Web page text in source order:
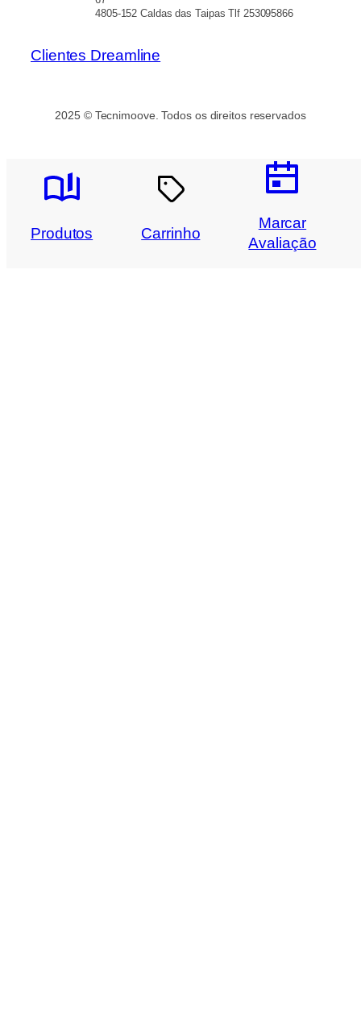
4805-152 Caldas das Taipas Tlf 253095866
Clientes Dreamline
2025 © Tecnimoove. Todos os direitos reservados
Produtos Carrinho
Marcar
Avaliação